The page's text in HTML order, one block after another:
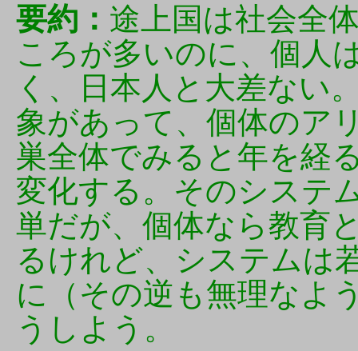
要約： 途上国は社会全
ころが多いのに、個人
く、日本人と大差ない
象があって、個体のア
巣全体でみると年を経
変化する。そのシステ
単だが、個体なら教育
るけれど、システムは
に（その逆も無理なよ
うしよう。